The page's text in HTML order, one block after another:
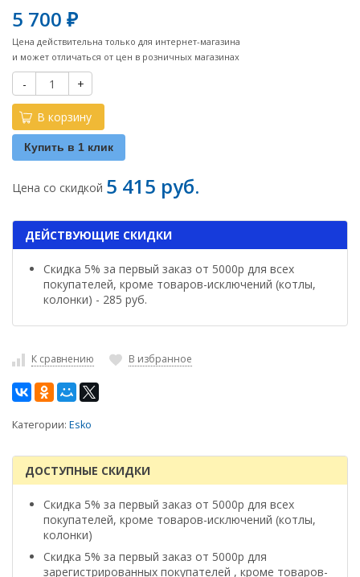
5 700 ₽
Цена действительна только для интернет-магазина
и может отличаться от цен в розничных магазинах
- +
В корзину
Купить в 1 клик
Цена со скидкой 5 415 руб.
ДЕЙСТВУЮЩИЕ СКИДКИ
Скидка 5% за первый заказ от 5000р для всех
покупателей, кроме товаров-исключений (котлы,
колонки) - 285 руб.
К сравнению В избранное
Категории: Esko
ДОСТУПНЫЕ СКИДКИ
Скидка 5% за первый заказ от 5000р для всех
покупателей, кроме товаров-исключений (котлы,
колонки)
Скидка 5% за первый заказ от 5000р для
зарегистрированных покупателей , кроме товаров-